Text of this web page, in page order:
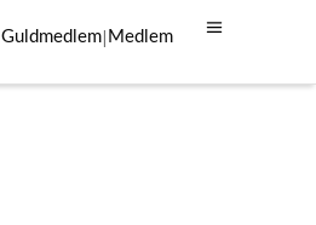
Guldmedlem| Medlem